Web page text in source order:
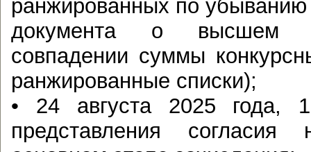
ранжированных по убыванию
документа о высшем
совпадении суммы
ранжированные списки);
• 24 августа 2025 года,
представления